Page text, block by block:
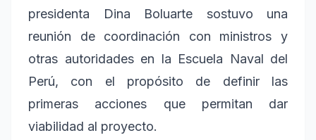
presidenta Dina Boluarte sostuvo una
reunión de coordinación con ministros y
otras autoridades en la Escuela Naval del
Perú, con el propósito de definir las
primeras acciones que permitan dar
viabilidad al proyecto.